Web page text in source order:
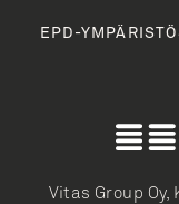
EPD-
Vitas Group